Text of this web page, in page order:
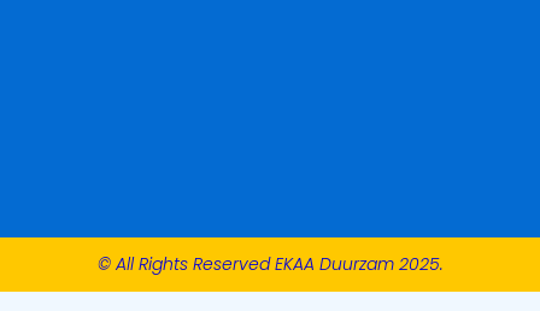
© All Rights Reserved EKAA Duurzam 2025.